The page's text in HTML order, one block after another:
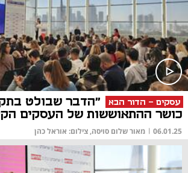
עסקים - הדור הבא
"הדבר שבולט
כושר ההתאוששות של העסקים
06.01.25
| מאור שלום סויסה, צילום: אוראל כהן